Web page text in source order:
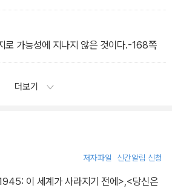
로 가능성에 지나지 않은 것이다.-168쪽
더보기
저자파일 신간알림 신청
이 세계가 사라지기 전에> <당신은